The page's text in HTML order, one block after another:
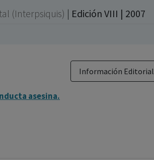
(Interpsiquis) | Edición VIII | 2007
Información Editorial
asesina.